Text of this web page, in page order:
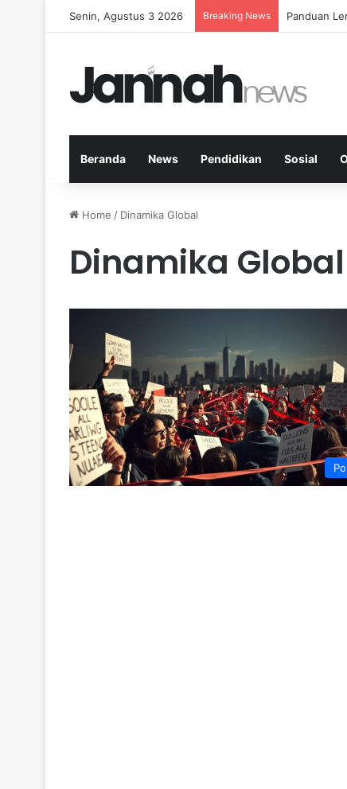
Senin, Agustus 3 2026 Breaking News Panduan
Beranda News Pendidikan Sosial
Home / Dinamika Global
Dinamika Global